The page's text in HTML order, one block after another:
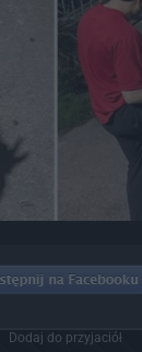
Dodaj do przyjaciół